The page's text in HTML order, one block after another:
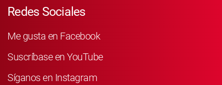
Redes Sociales
Me gusta en Facebook
Suscríbase en YouTube
Síganos en Instagram